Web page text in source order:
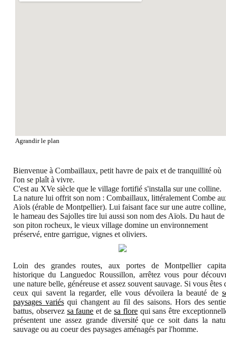
Agrandir le plan
Bienvenue à Combaillaux, petit havre de paix et de tranquillité où
l'on se plaît à vivre.
C'est au XVe siècle que le village fortifié s'installa sur une colline.
La nature lui offrit son nom : Combaillaux, littéralement Combe
Aïols (érable de Montpellier). Lui faisant face sur une autre colline,
le hameau des Sajolles tire lui aussi son nom des Aïols. Du haut de
son piton rocheux, le vieux village domine un environnement
préservé, entre garrigue, vignes et oliviers.
Loin des grandes routes, aux portes de Montpellier
historique du Languedoc Roussillon, arrêtez vous pour
une nature belle, généreuse et assez souvent sauvage. Si vous êtes
ceux qui savent la regarder, elle vous dévoilera la beauté de
paysages variésqui changent au fil des saisons. Hors des
battus, observez sa faune et de sa florequi sans être
présentent une assez grande diversité que ce soit dans la
sauvage ou au coeur des paysages aménagés par l'homme.